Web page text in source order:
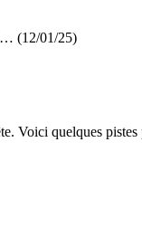
… (12/01/25)
Voici quelques